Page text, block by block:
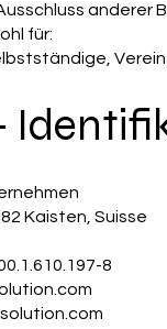
anderer
für:
Kaisten, Suisse
8